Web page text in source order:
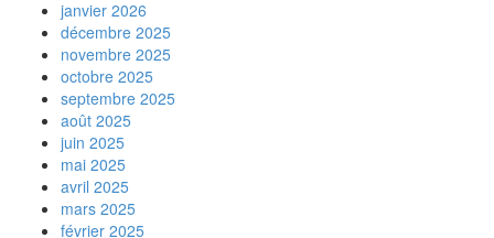
janvier 2026
décembre 2025
novembre 2025
octobre 2025
septembre 2025
août 2025
juin 2025
mai 2025
avril 2025
mars 2025
février 2025